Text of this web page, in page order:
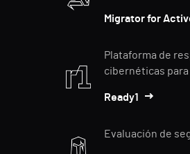
Migrator for
Plataforma de
cibernéticas
Ready1
Evaluación de